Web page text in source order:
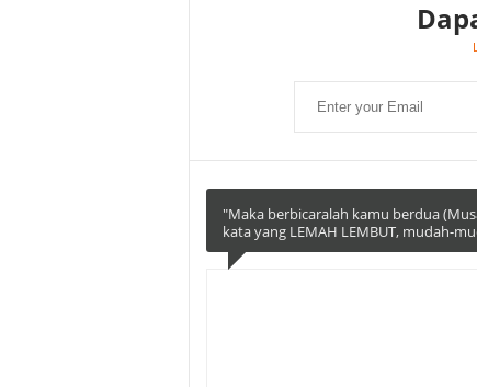
"Maka berbicaralah kamu berdua
kata yang LEMAH LEMBUT, mudah-